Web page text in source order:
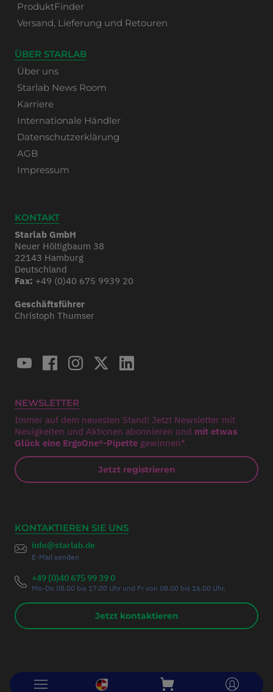
ProduktFinder
Versand, Lieferung und Retouren
ÜBER STARLAB
Über uns
Starlab News Room
Karriere
Internationale Händler
Datenschutzerklärung
AGB
Impressum
KONTAKT
Starlab GmbH
Neuer Höltigbaum 38
22143 Hamburg
Deutschland
Fax: +49 (0)40 675 9939 20
Geschäftsführer
Christoph Thumser
NEWSLETTER
Immer auf dem neuesten Stand! Jetzt Newsletter mit
Neuigkeiten und Aktionen abonnieren und mit etwas
Glück eine ErgoOne®-Pipette gewinnen*.
Jetzt registrieren
KONTAKTIEREN SIE UNS
info@starlab.de
E-Mail senden
+49 (0)40 675 99 39 0
Mo-Do 08.00 bis 17.00 Uhr und Fr von 08.00 bis 16.00 Uhr.
Jetzt kontaktieren